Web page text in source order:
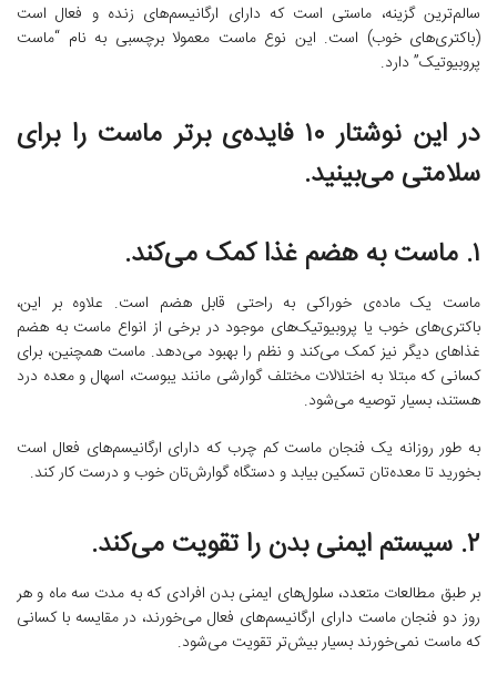
سالم‌ترین گزینه، ماستی است که دارای ارگانیسم‌های زنده و فعال است
(باکتری‌های خوب) است. این نوع ماست معمولا برچسبی به نام “ماست
پروبیوتیک” دارد.
در این نوشتار ۱۰ فایده‌ی برتر ماست را برای
سلامتی می‌بینید.
۱. ماست به هضم غذا کمک می‌کند.
ماست یک ماده‌ی خوراکی به راحتی قابل هضم است. علاوه بر این،
باکتری‌های خوب یا پروبیوتیک‌های موجود در برخی از انواع ماست به هضم
غذاهای دیگر نیز کمک می‌کند و نظم را بهبود می‌دهد. ماست همچنین، برای
کسانی که مبتلا به اختلالات مختلف گوارشی مانند یبوست، اسهال و معده درد
هستند، بسیار توصیه می‌شود.
به طور روزانه یک فنجان ماست کم چرب که دارای ارگانیسم‌های فعال است
بخورید تا معده‌تان تسکین بیابد و دستگاه گوارش‌تان خوب و درست کار کند.
۲. سیستم ایمنی بدن را تقویت می‌کند.
بر طبق مطالعات متعدد، سلول‌های ایمنی بدن‌ افرادی که به مدت سه ماه و هر
روز دو فنجان ماست دارای ارگانیسم‌های فعال می‌خورند، در مقایسه با کسانی
که ماست نمی‌خورند بسیار بیش‌تر تقویت می‌شود.